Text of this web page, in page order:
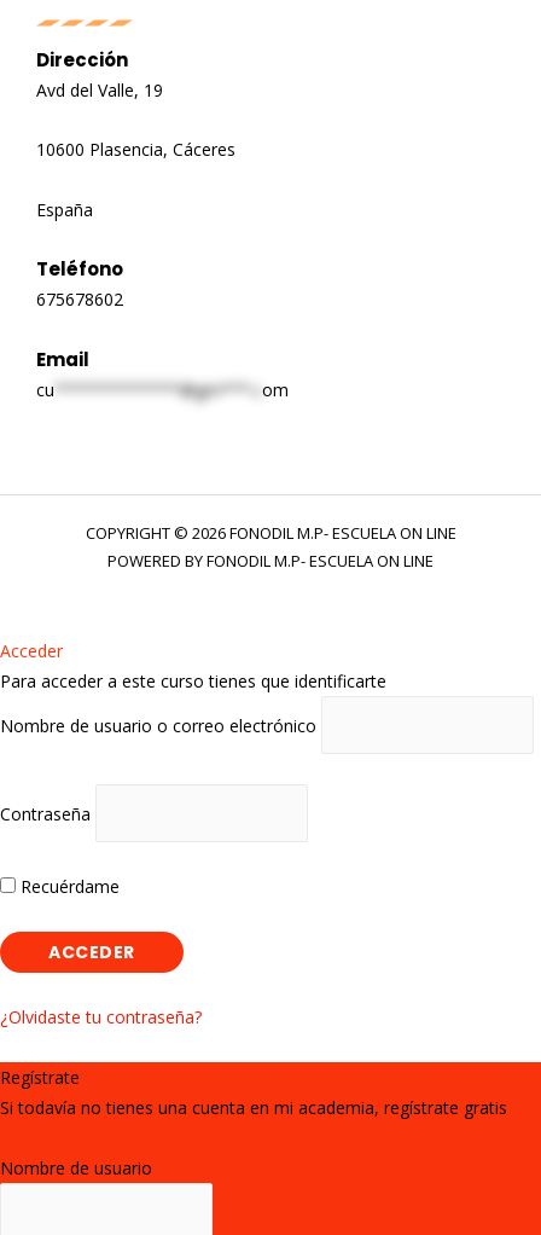
Dirección
Avd del Valle, 19
10600 Plasencia, Cáceres
España
Teléfono
675678602
Email
cu *************@gm***.c om
COPYRIGHT © 2026 FONODIL M.P- ESCUELA ON LINE
POWERED BY FONODIL M.P- ESCUELA ON LINE
Acceder
Para acceder a este curso tienes que identificarte
Nombre de usuario o correo electrónico
Contraseña
Recuérdame
¿Olvidaste tu contraseña?
Regístrate
Si todavía no tienes una cuenta en mi academia, regístrate gratis
Nombre de usuario